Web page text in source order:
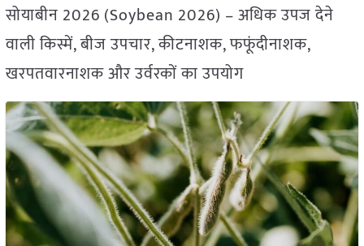
सोयाबीन 2026 (Soybean 2026) – अधिक उपज देने
वाली किस्में, बीज उपचार, कीटनाशक, फफूंदीनाशक,
खरपतवारनाशक और उर्वरकों का उपयोग